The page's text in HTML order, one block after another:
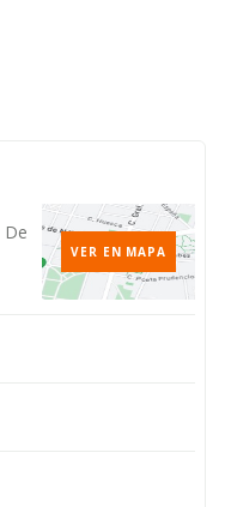
De
VER EN MAPA